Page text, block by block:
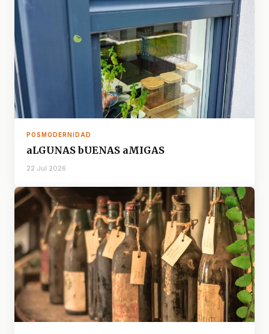
POSMODERNIDAD
aLGUNAS bUENAS aMIGAS
22 Jul 2026